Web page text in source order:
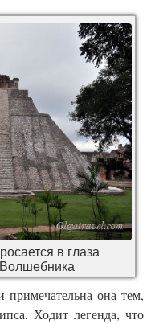
в глаза
она тем,
Ходит легенда, что